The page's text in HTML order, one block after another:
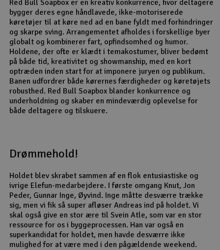
Red Bull Soapbox er en kreativ konkurrence, hvor deltagere
bygger deres egne håndlavede, ikke-motoriserede
køretøjer til at køre ned ad en bane fyldt med forhindringer
og skarpe sving. Arrangementet afholdes i forskellige byer
globalt og kombinerer fart, opfindsomhed og humor.
Holdene, der ofte er klædt i temakostumer, bliver bedømt
på både tid, kreativitet og showmanship, med en kort
optræden inden start for at imponere juryen og publikum.
Banen udfordrer både kørernes færdigheder og køretøjets
robusthed. Red Bull Soapbox blander konkurrence og
underholdning og skaber en mindeværdig oplevelse for
både deltagere og tilskuere.
Drømmehold!
Holdet blev skrabet sammen af en flok entusiastiske og
ivrige Elefun-medarbejdere. I første omgang Knut, Jon
Peder, Gunnar Inge, Øyvind. Inge måtte desværre trække
sig, men vi fik så super afløser Andreas ind på holdet. Vi
skal også give en stor ære til Svein Atle, som var en stor
ressource for os i byggeprocessen. Han var også en
superkandidat for holdet, men havde desværre ikke
mulighed for at være med i den pågældende weekend.